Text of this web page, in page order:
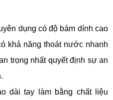
dụng có độ bám dính cao
khả năng thoát nước nhanh
trọng nhất quyết định sự an
dài tay làm bằng chất liệu